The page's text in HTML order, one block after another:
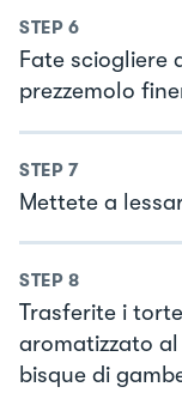
STEP 6
Fate sciogliere
prezzemolo
STEP 7
Mettete a
STEP 8
Trasferite i
aromatizzato
bisque di